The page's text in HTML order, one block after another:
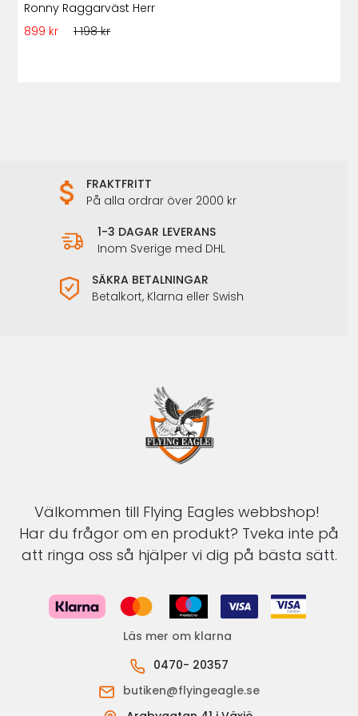
Ronny Raggarväst Herr
899 kr
1 198 kr
FRAKTFRITT
På alla ordrar över 2000 kr
1-3 DAGAR LEVERANS
Inom Sverige med DHL
SÄKRA BETALNINGAR
Betalkort, Klarna eller Swish
Välkommen till Flying Eagles webbshop!
Har du frågor om en produkt? Tveka inte på
att ringa oss så hjälper vi dig på bästa sätt.
Läs mer om klarna
0470- 20357
butiken@flyingeagle.se